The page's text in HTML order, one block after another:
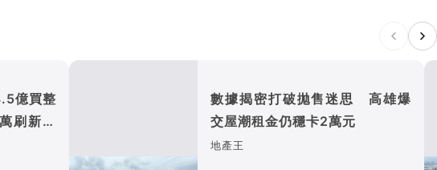
億買整
刷新港
數據揭密打破拋售迷思 高雄爆
交屋潮租金仍穩卡2萬元
地產王